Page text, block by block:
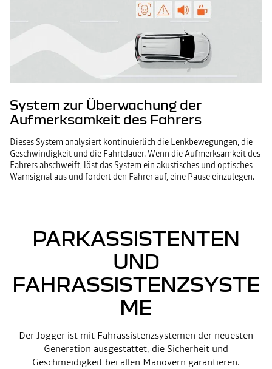
System zur Überwachung der
Aufmerksamkeit des Fahrers
Dieses System analysiert kontinuierlich die Lenkbewegungen, die
Geschwindigkeit und die Fahrtdauer. Wenn die Aufmerksamkeit des
Fahrers abschweift, löst das System ein akustisches und optisches
Warnsignal aus und fordert den Fahrer auf, eine Pause einzulegen.
PARKASSISTENTEN
UND
FAHRASSISTENZSYSTE
ME
Der Jogger ist mit Fahrassistenzsystemen der neuesten
Generation ausgestattet, die Sicherheit und
Geschmeidigkeit bei allen Manövern garantieren.